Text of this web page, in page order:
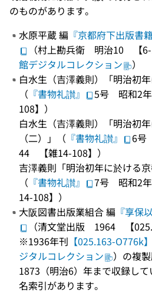
のものがあります。
水原平蔵 編 『京都府下出版書
（村上勘兵衛 明治10 【
館デジタルコレクション
）
白水生（吉澤義則）「明治初
（ 『書物礼讃』
5号 昭和2
108】）
白水生（吉澤義則）「明治初
（二）」（ 『書物礼讃』
6号
44 【雑14-108】）
吉澤義則「明治初年に於ける京
（ 『書物礼讃』
7号 昭和2
14-108】）
大阪図書出版業組合 編 『享保
（清文堂出版 1964 【
※1936年刊 【025.163-O776k】
ジタルコレクション
）の複
1873（明治6）年まで収録し
名索引があります。